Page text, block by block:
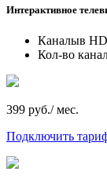
Интерактивное
Каналыв
Кол-во
399 руб./ мес.
Подключить